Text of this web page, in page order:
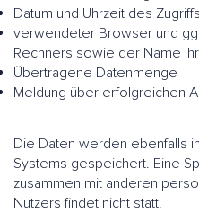
Datum und Uhrzeit des Zugriffs
verwendeter Browser und
Rechners sowie der Name
Übertragene Datenmenge
Meldung über erfolgreichen
Die Daten werden ebenfalls
Systems gespeichert. Eine
zusammen mit anderen
Nutzers findet nicht statt.